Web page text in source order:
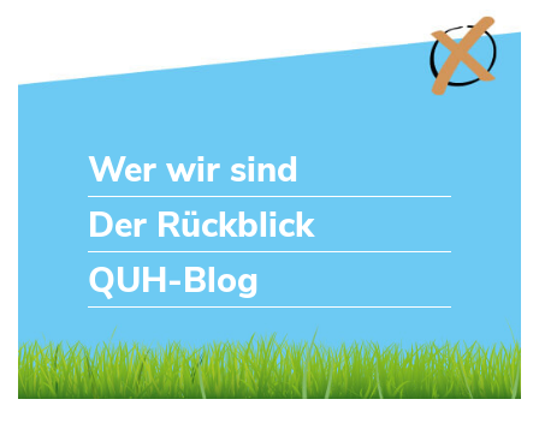
Wer wir sind
Der Rückblick
QUH-Blog